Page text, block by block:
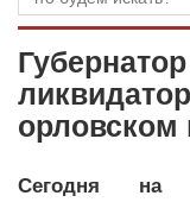
орловском
Сегодня на